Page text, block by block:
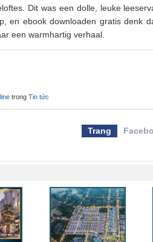
Dit was een dolle, leuke
en ebook downloaden gratis denk
een warmhartig verhaal.
trong Tin tức
Trang